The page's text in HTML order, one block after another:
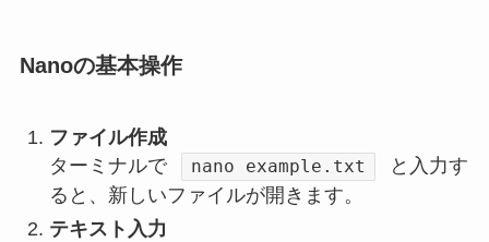
Nanoの基本操作
ファイル作成
ターミナルで
nano example.txt
と入力す
ると、新しいファイルが開きます。
テキスト入力